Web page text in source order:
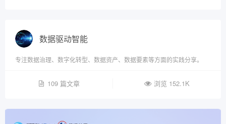
数据驱动智能
专注数据治理、数字化转型、数据资产、数据要素等方面的实践分享。
109 篇文章 浏览 152.1K